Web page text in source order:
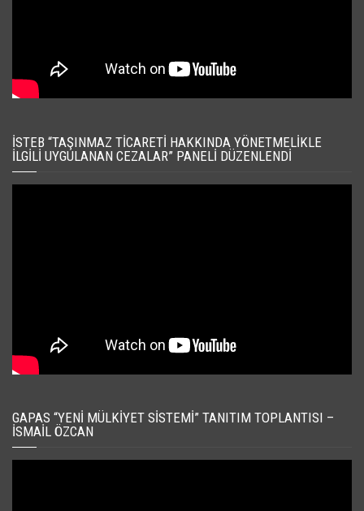
İSTEB “TAŞINMAZ TICARETI HAKKINDA YÖNETMELIKLE
İLGILI UYGULANAN CEZALAR” PANELI DÜZENLENDI
GAPAS “YENI MÜLKIYET SISTEMI” TANITIM TOPLANTISI –
İSMAIL ÖZCAN